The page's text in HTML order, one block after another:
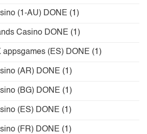
(1-AU) DONE (1)
Casino DONE (1)
appsgames (ES) DONE (1)
(AR) DONE (1)
(BG) DONE (1)
(ES) DONE (1)
(FR) DONE (1)